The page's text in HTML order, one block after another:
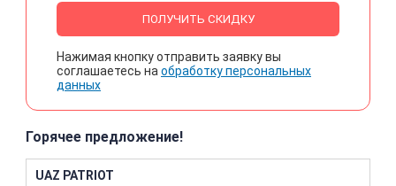
ПОЛУЧИТЬ СКИДКУ
Нажимая кнопку отправить заявку вы
соглашаетесь на обработку персональных
данных
Горячее предложение!
UAZ PATRIOT